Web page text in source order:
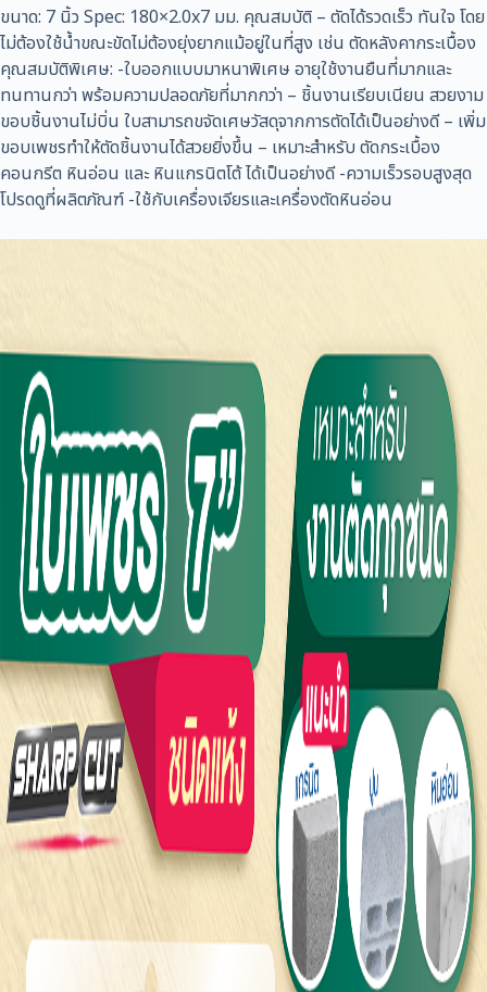
ขนาด: 7 นิ้ว Spec: 180×2.0x7 มม. คุณสมบัติ – ตัดได้รวดเร็ว ทันใจ โดย
ไม่ต้องใช้น้ำขณะขัดไม่ต้องยุ่งยากแม้อยู่ในที่สูง เช่น ตัดหลังคากระเบื้อง
คุณสมบัติพิเศษ: -ใบออกแบบมาหนาพิเศษ อายุใช้งานยืนที่มากและ
ทนทานกว่า พร้อมความปลอดภัยที่มากกว่า – ชิ้นงานเรียบเนียน สวยงาม
ขอบชิ้นงานไม่บิ่น ใบสามารถขจัดเศษวัสดุจากการตัดได้เป็นอย่างดี – เพิ่ม
ขอบเพชรทำให้ตัดชิ้นงานได้สวยยิ่งขึ้น – เหมาะสำหรับ ตัดกระเบื้อง
คอนกรีต หินอ่อน และ หินแกรนิตโต้ ได้เป็นอย่างดี -ความเร็วรอบสูงสุด
โปรดดูที่ผลิตภัณฑ์ -ใช้กับเครื่องเจียรและเครื่องตัดหินอ่อน